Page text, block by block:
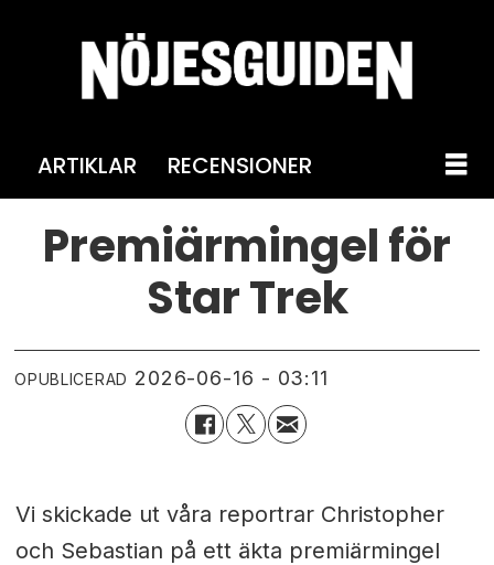
ARTIKLAR RECENSIONER
Premiärmingel för
Star Trek
OPUBLICERAD 2026-06-16 - 03:11
Vi skickade ut våra reportrar Christopher
och Sebastian på ett äkta premiärmingel